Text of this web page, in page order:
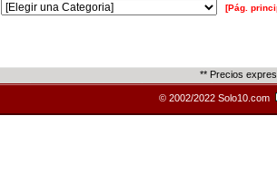
[Pág.
** Precios
© 2002/2022 Solo10.com